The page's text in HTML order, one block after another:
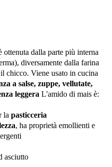
ottenuta dalla parte più interna
diversamente dalla farina
chicco. Viene usato in cucina
a salse, zuppe, vellutate,
leggera L'amido di mais è:
la pasticceria
, ha proprietà emollienti e
asciutto